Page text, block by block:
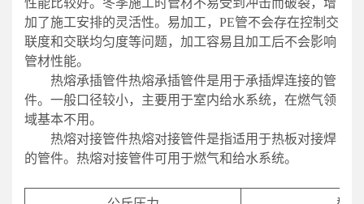
性能比较好。冬季施工时管材不易受到冲击而破裂，增
加了施工安排的灵活性。易加工，PE管不会存在控制交
联度和交联均匀度等问题，加工容易且加工后不会影响
管材性能。
热熔承插管件热熔承插管件是用于承插焊连接的管
件。一般口径较小，主要用于室内给水系统，在燃气领
域基本不用。
热熔对接管件热熔对接管件是指适用于热板对接焊
的管件。热熔对接管件可用于燃气和给水系统。